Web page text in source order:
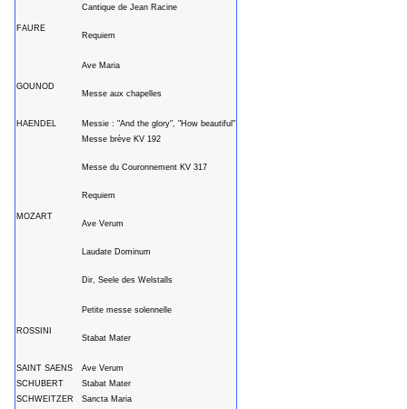
FAURE
Cantique de Jean Racine
Requiem
GOUNOD
Ave Maria
Messe aux chapelles
HAENDEL Messie : "And the glory", "How beautiful"
MOZART
Messe brève KV 192
Messe du Couronnement KV 317
Requiem
Ave Verum
Laudate Dominum
Dir, Seele des Welstalls
ROSSINI
Petite messe solennelle
Stabat Mater
SAINT SAENS
Ave Verum
SCHUBERT
Stabat Mater
SCHWEITZER
Sancta Maria